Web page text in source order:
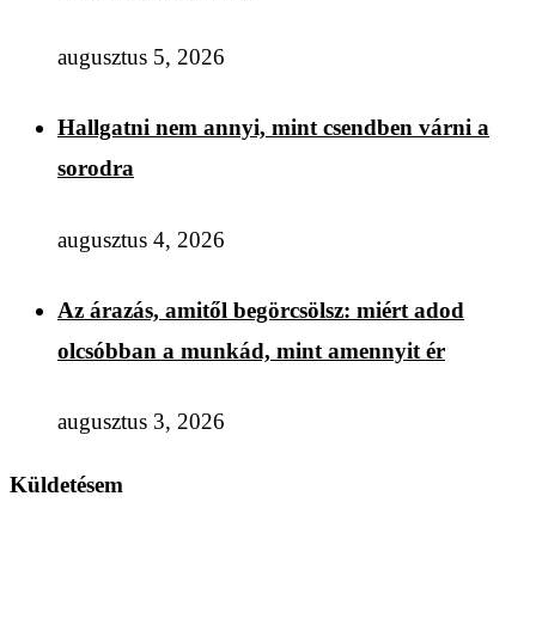
augusztus 5, 2026
Hallgatni nem annyi, mint csendben várni a
sorodra
augusztus 4, 2026
Az árazás, amitől begörcsölsz: miért adod
olcsóbban a munkád, mint amennyit ér
augusztus 3, 2026
Küldetésem